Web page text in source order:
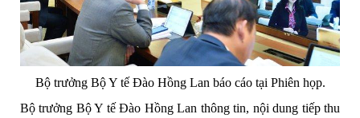
Bộ trưởng Bộ Y tế Đào Hồng Lan báo cáo tại Phiên họp.
Bộ trưởng Bộ Y tế Đào Hồng Lan thông tin, nội dung tiếp thu